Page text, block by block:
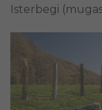
Isterbegi (mugas